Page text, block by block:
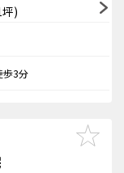
)
歩3分